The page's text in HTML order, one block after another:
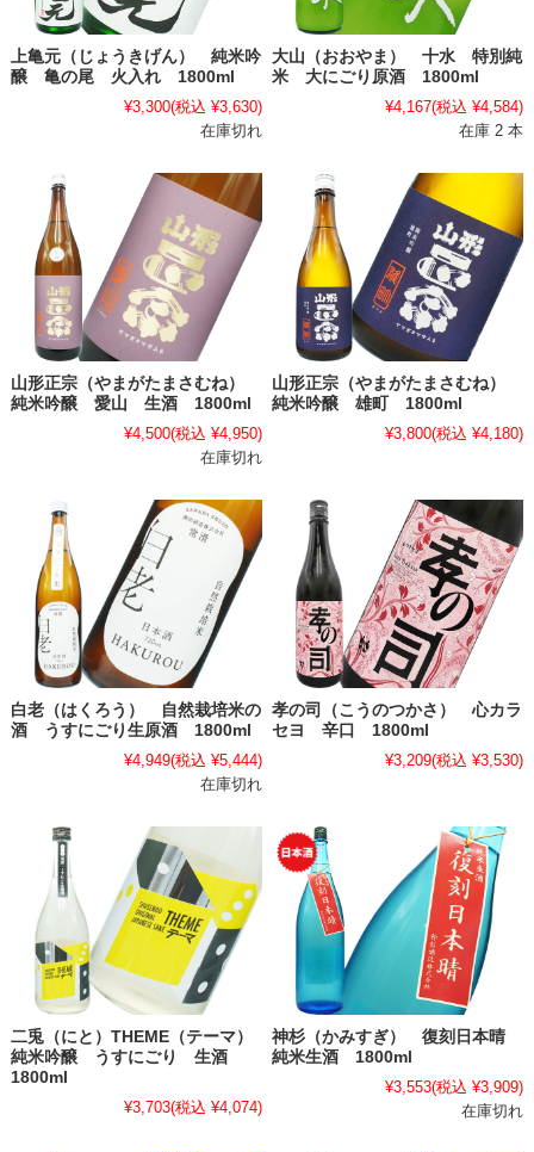
上亀元（じょうきげん） 純米吟
醸 亀の尾 火入れ 1800ml
¥3,300(税込 ¥3,630)
在庫切れ
大山（おおやま） 十水 特別純
米 大にごり原酒 1800ml
¥4,167(税込 ¥4,584)
在庫 2 本
山形正宗（やまがたまさむね）
純米吟醸 愛山 生酒 1800ml
¥4,500(税込 ¥4,950)
在庫切れ
山形正宗（やまがたまさむね）
純米吟醸 雄町 1800ml
¥3,800(税込 ¥4,180)
白老（はくろう） 自然栽培米の
酒 うすにごり生原酒 1800ml
¥4,949(税込 ¥5,444)
在庫切れ
孝の司（こうのつかさ） 心カラ
セヨ 辛口 1800ml
¥3,209(税込 ¥3,530)
二兎（にと）THEME（テーマ）
純米吟醸 うすにごり 生酒
1800ml
¥3,703(税込 ¥4,074)
神杉（かみすぎ） 復刻日本晴
純米生酒 1800ml
¥3,553(税込 ¥3,909)
在庫切れ